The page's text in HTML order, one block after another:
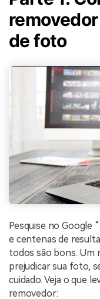
de foto
Pesquise no Google “
e centenas de
todos são bons. Um
prejudicar sua foto,
cuidado. Veja o que
removedor: